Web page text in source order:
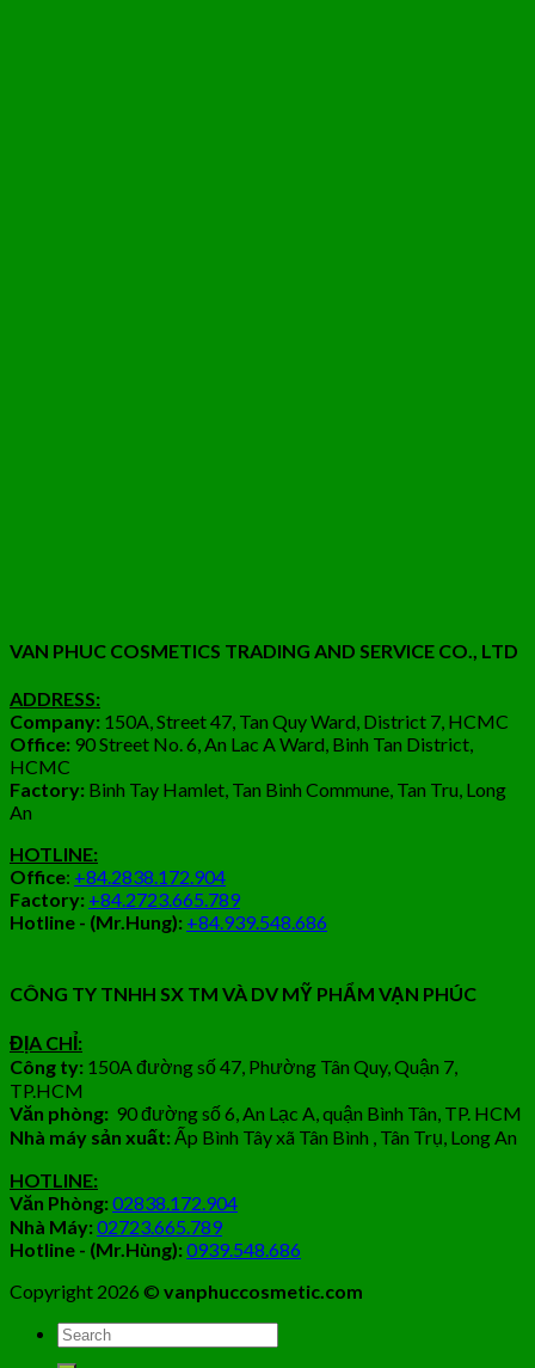
VAN PHUC COSMETICS TRADING AND SERVICE CO., LTD
ADDRESS:
Company: 150A, Street 47, Tan Quy Ward, District 7, HCMC
Office: 90 Street No. 6, An Lac A Ward, Binh Tan District,
HCMC
Factory: Binh Tay Hamlet, Tan Binh Commune, Tan Tru, Long
An
HOTLINE:
Office: +84.2838.172.904
Factory: +84.2723.665.789
Hotline - (Mr.Hung): +84.939.548.686
CÔNG TY TNHH SX TM VÀ DV MỸ PHẨM VẠN PHÚC
ĐỊA CHỈ:
Công ty: 150A đường số 47, Phường Tân Quy, Quận 7,
TP.HCM
Văn phòng: 90 đường số 6, An Lạc A, quận Bình Tân, TP. HCM
Nhà máy sản xuất:Ấp Bình Tây xã Tân Bình , Tân Trụ, Long An
HOTLINE:
Văn Phòng:02838.172.904
Nhà Máy:02723.665.789
Hotline - (Mr.Hùng):0939.548.686
Copyright 2026 © vanphuccosmetic.com
Tìm
kiếm: